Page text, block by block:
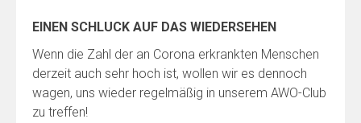
EINEN SCHLUCK AUF DAS WIEDERSEHEN
Wenn die Zahl der an Corona erkrankten Menschen
derzeit auch sehr hoch ist, wollen wir es dennoch
wagen, uns wieder regelmäßig in unserem AWO-Club
zu treffen!